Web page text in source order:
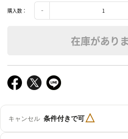
購入数：
在庫があり
キャンセル 条件付きで可△